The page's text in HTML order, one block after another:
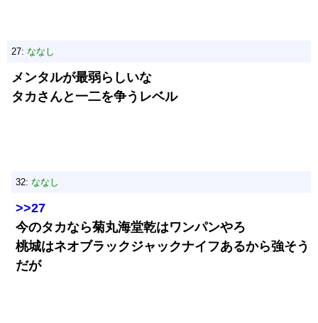
27: ななし
メンタルが最弱らしいな
タカさんと一二を争うレベル
32: ななし
>>27
今のタカなら菊丸海堂乾はワンパンやろ
桃城はネオブラックジャックナイフあるから強そう
だが